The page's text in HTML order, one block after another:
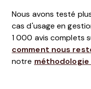
Nous avons testé
cas d'usage en
1 000 avis complets
comment nous
notre méthodologie